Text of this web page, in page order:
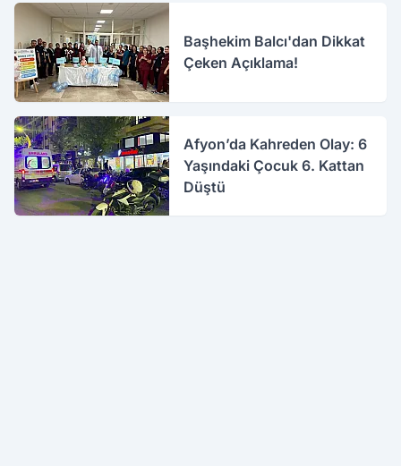
Başhekim Balcı'dan Dikkat
Çeken Açıklama!
Afyon’da Kahreden Olay: 6
Yaşındaki Çocuk 6. Kattan
Düştü